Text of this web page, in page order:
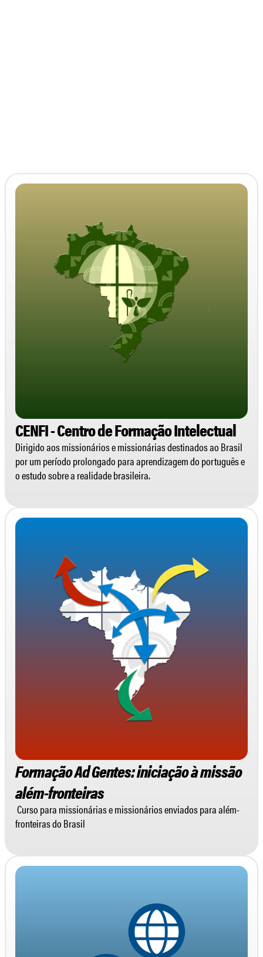
CENFI - Centro de Formação Intelectual
Dirigido aos missionários e missionárias destinados ao Brasil
por um período prolongado para aprendizagem do português e
o estudo sobre a realidade brasileira.
Formação Ad Gentes: iniciação à missão
além-fronteiras
Curso para missionárias e missionários enviados para além-
fronteiras do Brasil